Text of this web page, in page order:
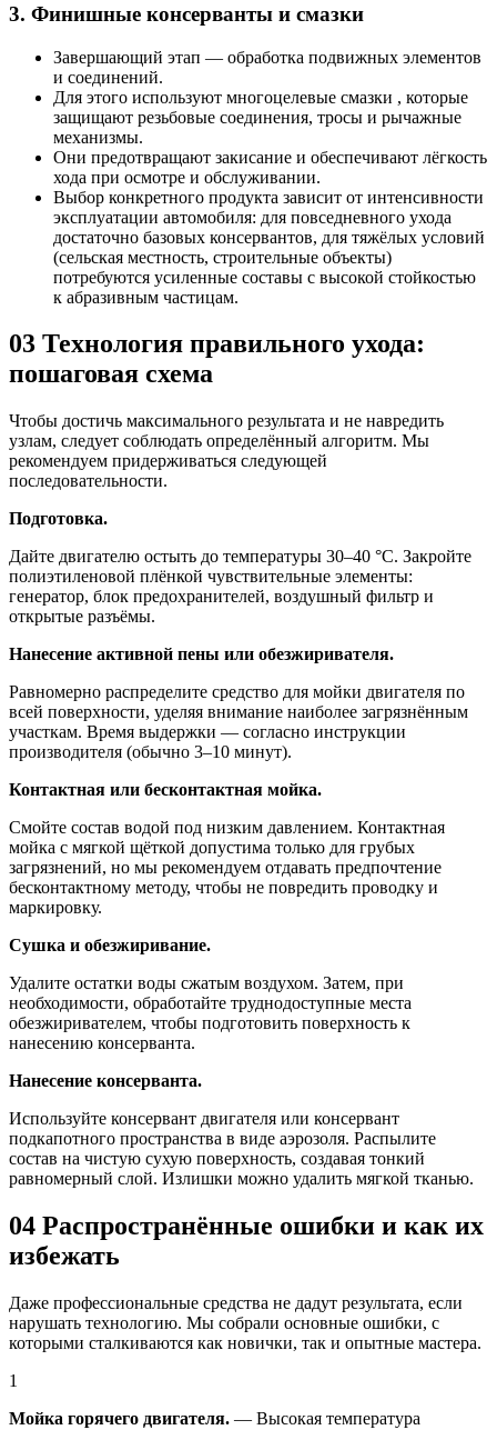
3. Финишные консерванты и смазки
Завершающий этап — обработка подвижных элементов
и соединений.
Для этого используют многоцелевые смазки , которые
защищают резьбовые соединения, тросы и рычажные
механизмы.
Они предотвращают закисание и обеспечивают лёгкость
хода при осмотре и обслуживании.
Выбор конкретного продукта зависит от интенсивности
эксплуатации автомобиля: для повседневного ухода
достаточно базовых консервантов, для тяжёлых условий
(сельская местность, строительные объекты)
потребуются усиленные составы с высокой стойкостью
к абразивным частицам.
03 Технология правильного ухода:
пошаговая схема
Чтобы достичь максимального результата и не навредить
узлам, следует соблюдать определённый алгоритм. Мы
рекомендуем придерживаться следующей
последовательности.
Подготовка.
Дайте двигателю остыть до температуры 30–40 °C. Закройте
полиэтиленовой плёнкой чувствительные элементы:
генератор, блок предохранителей, воздушный фильтр и
открытые разъёмы.
Нанесение активной пены или обезжиривателя.
Равномерно распределите средство для мойки двигателя по
всей поверхности, уделяя внимание наиболее загрязнённым
участкам. Время выдержки — согласно инструкции
производителя (обычно 3–10 минут).
Контактная или бесконтактная мойка.
Смойте состав водой под низким давлением. Контактная
мойка с мягкой щёткой допустима только для грубых
загрязнений, но мы рекомендуем отдавать предпочтение
бесконтактному методу, чтобы не повредить проводку и
маркировку.
Сушка и обезжиривание.
Удалите остатки воды сжатым воздухом. Затем, при
необходимости, обработайте труднодоступные места
обезжиривателем, чтобы подготовить поверхность к
нанесению консерванта.
Нанесение консерванта.
Используйте консервант двигателя или консервант
подкапотного пространства в виде аэрозоля. Распылите
состав на чистую сухую поверхность, создавая тонкий
равномерный слой. Излишки можно удалить мягкой тканью.
04 Распространённые ошибки и как их
избежать
Даже профессиональные средства не дадут результата, если
нарушать технологию. Мы собрали основные ошибки, с
которыми сталкиваются как новички, так и опытные мастера.
1
Мойка горячего двигателя. — Высокая температура